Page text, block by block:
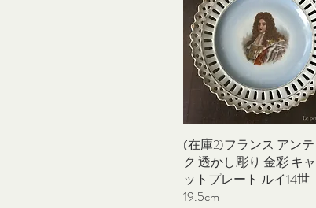
クイックビュー
(在庫2)フランス アン
ク 透かし彫り 金彩 キ
ットプレート ルイ14世
19.5cm